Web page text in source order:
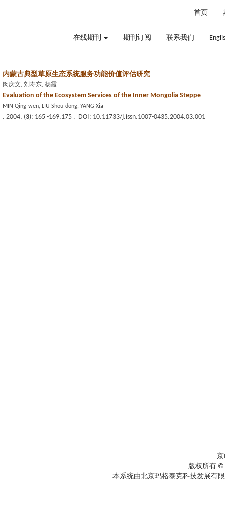
首页
在线期刊 期刊订阅 联系我们
内蒙古典型草原生态系统服务功能价值评估研究
闵庆文, 刘寿东, 杨霞
Evaluation of the Ecosystem Services of the Inner Mongolia Steppe
MIN Qing-wen, LIU Shou-dong, YANG Xia
. 2004, (3): 165 -169,175 . DOI: 10.11733/j.issn.1007-0435.2004.03.001
京
版权所有 ©
本系统由北京玛格泰克科技发展有